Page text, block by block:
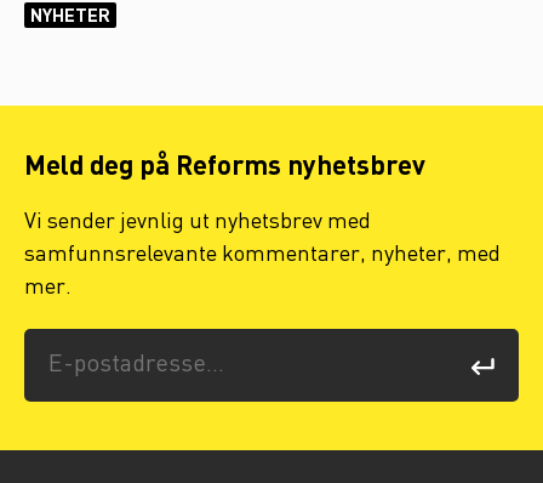
NYHETER
Meld deg på Reforms nyhetsbrev
Vi sender jevnlig ut nyhetsbrev med
samfunnsrelevante kommentarer, nyheter, med
mer.